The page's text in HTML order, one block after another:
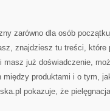
zarówno dla osób
znajdziesz tu treści, które
masz już doświadczenie,
między produktami i o tym,
pokazuje, że